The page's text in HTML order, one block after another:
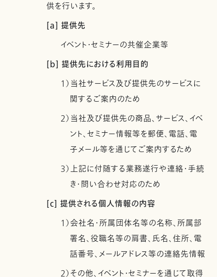
供を行います。
[a] 提供先
イベント・セミナーの共催企業等
[b] 提供先における利用目的
1）当社サービス及び提供先のサービスに
関するご案内のため
2）当社及び提供先の商品、サービス、イベ
ント、セミナー情報等を郵便、電話、電
子メール等を通じてご案内するため
3）上記に付随する業務遂行や連絡・手続
き・問い合わせ対応のため
[c] 提供される個人情報の内容
1）会社名・所属団体名等の名称、所属部
署名、役職名等の肩書、氏名、住所、電
話番号、メールアドレス等の連絡先情報
2）その他、イベント・セミナーを通じて取得